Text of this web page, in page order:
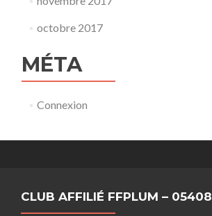
octobre 2017
MÉTA
Connexion
CLUB AFFILIÉ FFPLUM – 05408